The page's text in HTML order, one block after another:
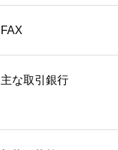
FAX
主な取引銀行